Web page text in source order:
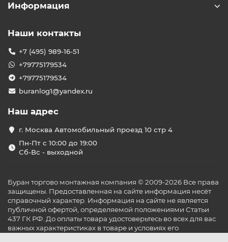
Информация
Наши контакты
+7 (495) 989-16-51
+79775179534
+79775179534
buranlog1@yandex.ru
Наш адрес
г. Москва Автомобильный проезд 10 стр 4
Пн-Пт с 10:00 до 19:00
Сб-Вс - выходной
Буран торгово монтажная компания © 2009-2026 Все права
защищены. Предоставленная на сайте информация несёт
справочный характер. Информация на сайте не является
публичной офертой, определяемой положениями Статьи
437 ГК РФ. До оплаты товара удостоверьтесь во всех для вас
важных характеристиках в товаре и условиях его